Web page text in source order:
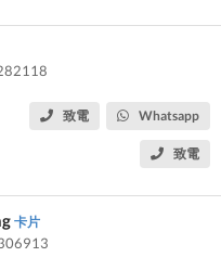
致電 Whatsapp
致電
卡片